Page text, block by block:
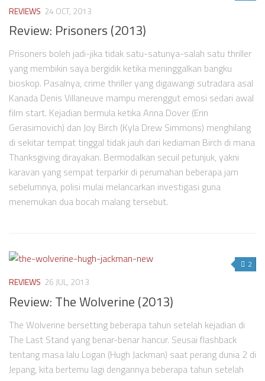
Television
REVIEWS 24 OCT, 2013
Review: Prisoners (2013)
Prisoners boleh jadi-jika tidak satu-satunya-salah satu thriller
yang membikin saya bergidik ketika meninggalkan bangku
bioskop. Pasalnya, crime thriller yang digawangi sutradara asal
Kanada Denis Villaneuve mampu merenggut emosi sedari awal
film start. Kejadian bermula ketika Anna Dover (Erin
Gerasimovich) dan Joy Birch (Kyla Drew Simmons) menghilang
di sekitar tempat tinggal tidak jauh dari kediaman Birch di mana
Thanksgiving dirayakan. Bermodalkan secuil petunjuk, yakni
karavan yang sempat terparkir di perumahan beberapa jam
sebelumnya, polisi mulai melancarkan investigasi guna
menemukan dua bocah malang tersebut.
2
REVIEWS 26 JUL, 2013
Review: The Wolverine (2013)
The Wolverine bersetting beberapa tahun setelah kejadian di
The Last Stand yang benar-benar hancur. Seusai flashback
tentang masa lalu Logan (Hugh Jackman) saat perang dunia 2 di
Jepang, kita bertemu lagi dengannya beberapa tahun setelah